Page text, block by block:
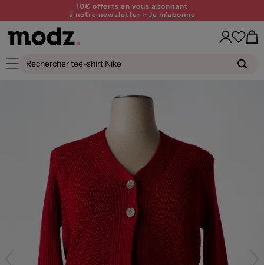
10€ offerts en vous abonnant
à notre newsletter > Je m'abonne